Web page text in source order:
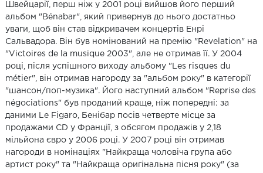
Швейцарії, перш ніж у 2001 році вийшов його перший
альбом "Bénabar", який привернув до нього достатньо
уваги, щоб він став відкривачем концертів Енрі
Сальвадора. Він був номінований на премію "Revelation" на
"Victoires de la musique 2003", але не отримав її. У 2004
році, після успішного виходу альбому "Les risques du
métier", він отримав нагороду за "альбом року" в категорії
"шансон/поп-музика". Його наступний альбом "Reprise des
négociations" був проданий краще, ніж попередні: за
даними Le Figaro, Бенібар посів четверте місце за
продажами CD у Франції, з обсягом продажів у 2,18
мільйона євро у 2006 році. У 2007 році він отримав
нагороди в номінаціях "Найкраща чоловіча група або
артист року" та "Найкраща оригінальна пісня року" (за